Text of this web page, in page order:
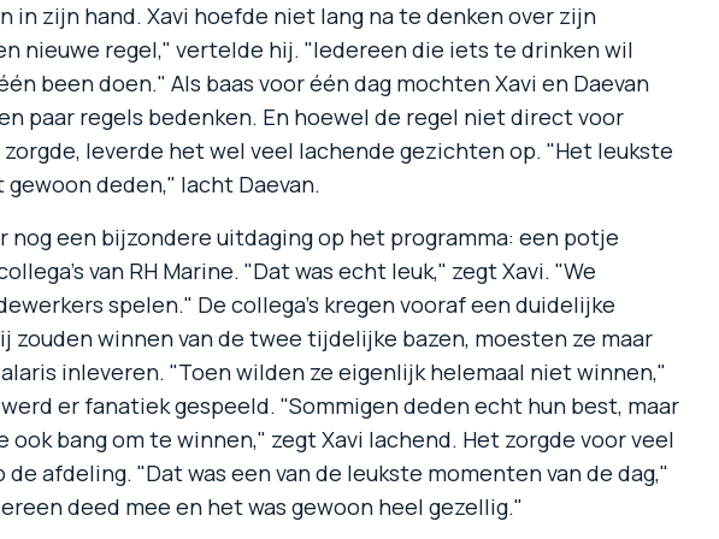
in zijn hand. Xavi hoefde niet lang na te denken over zijn
nieuwe regel," vertelde hij. "Iedereen die iets te drinken wil
been doen." Als baas voor één dag mochten Xavi en Daevan
paar regels bedenken. En hoewel de regel niet direct voor
leverde het wel veel lachende gezichten op. "Het leukste
deden," lacht Daevan.
nog een bijzondere uitdaging op het programma: een potje
van RH Marine. "Dat was echt leuk," zegt Xavi. "We
spelen." De collega's kregen vooraf een duidelijke
zouden winnen van de twee tijdelijke bazen, moesten ze maar
inleveren. "Toen wilden ze eigenlijk helemaal niet winnen,"
er fanatiek gespeeld. "Sommigen deden echt hun best, maar
ook bang om te winnen," zegt Xavi lachend. Het zorgde voor veel
afdeling. "Dat was een van de leukste momenten van de dag,"
deed mee en het was gewoon heel gezellig."